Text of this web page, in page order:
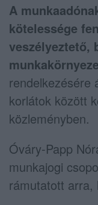
A
kötelessége
veszélyeztető,
rendelkezésére
korlátok között
közleményben.
Óváry-Papp
munkajogi
rámutatott arra,